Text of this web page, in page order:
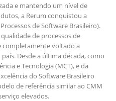
e mantendo um nível de
a Rerum conquistou a
de Software Brasileiro).
de processos de
completamente voltado a
Desde a última década, como
e Tecnologia (MCT), e da
do Software Brasileiro
de referência similar ao CMM
elevados.